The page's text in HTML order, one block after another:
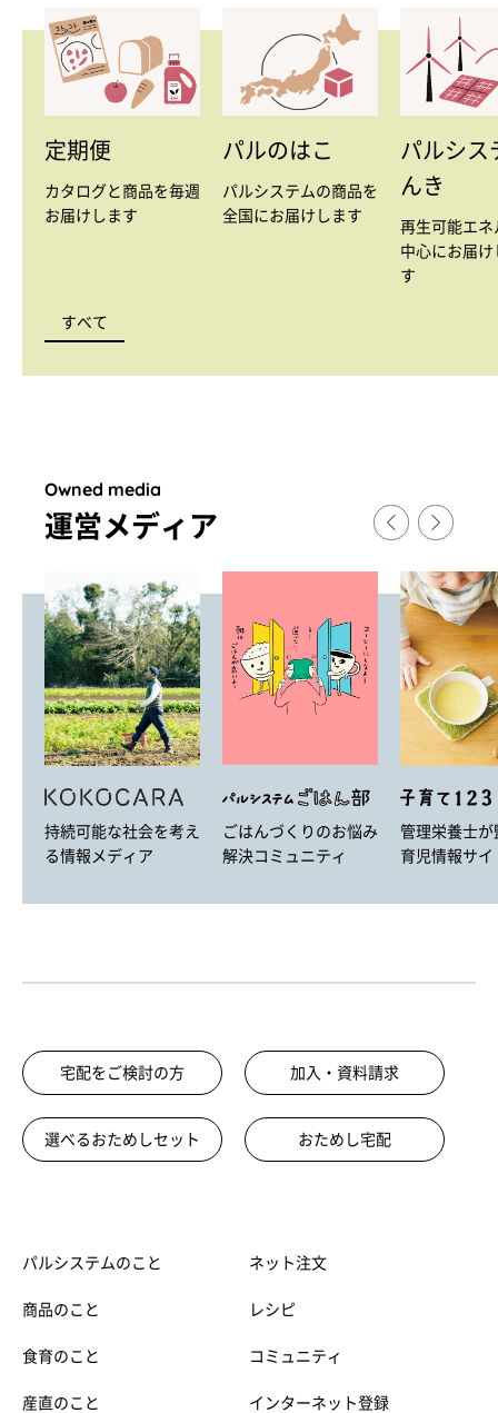
定期便
カタログと商品を毎週
お届けします
パルのはこ
パルシステムの商品を
全国にお届けします
パルシス
んき
再生可能エネ
中心にお届け
す
すべて
Owned media
運営メディア
持続可能な社会を考え
る情報メディア
ごはんづくりのお悩み
解決コミュニティ
管理栄養士が
育児情報サイ
宅配をご検討の方 加入・資料請求
選べるおためしセット おためし宅配
パルシステムのこと
商品のこと
食育のこと
産直のこと
ネット注文
レシピ
コミュニティ
インターネット登録